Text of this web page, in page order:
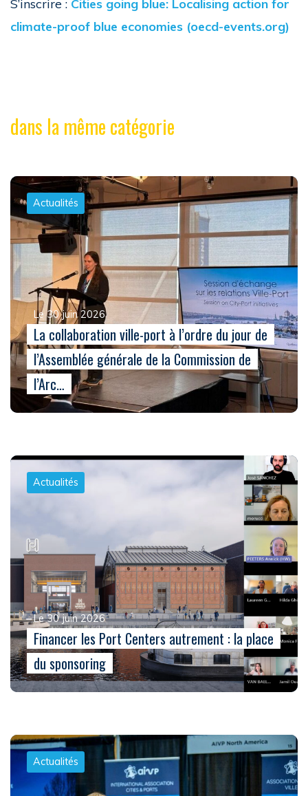
S’inscrire : Cities going blue: Localising action for
climate-proof blue economies (oecd-events.org)
dans la même catégorie
Actualités
Le 30 juin 2026
La collaboration ville-port à l’ordre du jour de
l’Assemblée générale de la Commission de
l’Arc…
Actualités
Le 30 juin 2026
Financer les Port Centers autrement : la place
du sponsoring
Actualités